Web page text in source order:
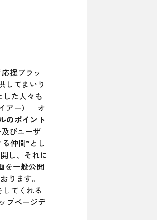
援プラッ
してまいり
した人々も
アー）」オ
のポイント
びユーザ
仲間”とし
し、それに
を一般公開
ります。
てくれる
プページデ